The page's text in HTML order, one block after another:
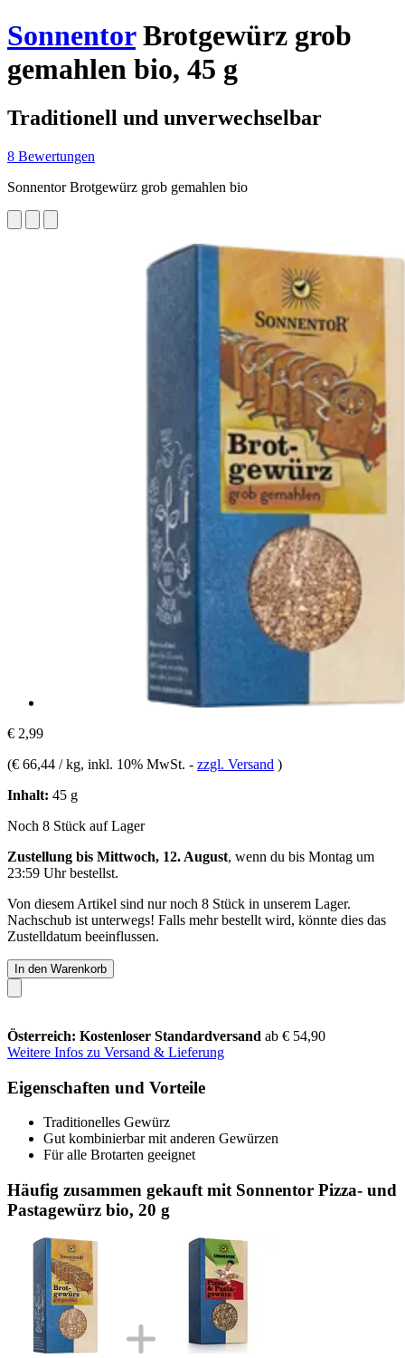
SonnentorBrotgewürz grob
gemahlen bio, 45 g
Traditionell und unverwechselbar
8 Bewertungen
Sonnentor Brotgewürz grob gemahlen bio
€ 2,99
(€ 66,44 / kg, inkl. 10% MwSt. - zzgl. Versand )
Inhalt: 45 g
Noch 8 Stück auf Lager
Zustellung bis Mittwoch, 12. August, wenn du bis Montag um
23:59 Uhrbestellst.
Von diesem Artikel sind nur noch 8 Stück in unserem Lager.
Nachschub ist unterwegs! Falls mehr bestellt wird, könnte dies das
Zustelldatum beeinflussen.
In den Warenkorb
Österreich: Kostenloser Standardversand ab € 54,90
Weitere Infos zu Versand & Lieferung
Eigenschaften und Vorteile
Traditionelles Gewürz
Gut kombinierbar mit anderen Gewürzen
Für alle Brotarten geeignet
Häufig zusammen gekauft mit Sonnentor Pizza- und
Pastagewürz bio, 20 g